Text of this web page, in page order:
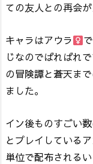
ての友人との再会が
キャラはアウラ
じなのでばればれ
の冒険譚と蒼天ま
ました。
イン後ものすごい
とプレイしている
単位で配布される